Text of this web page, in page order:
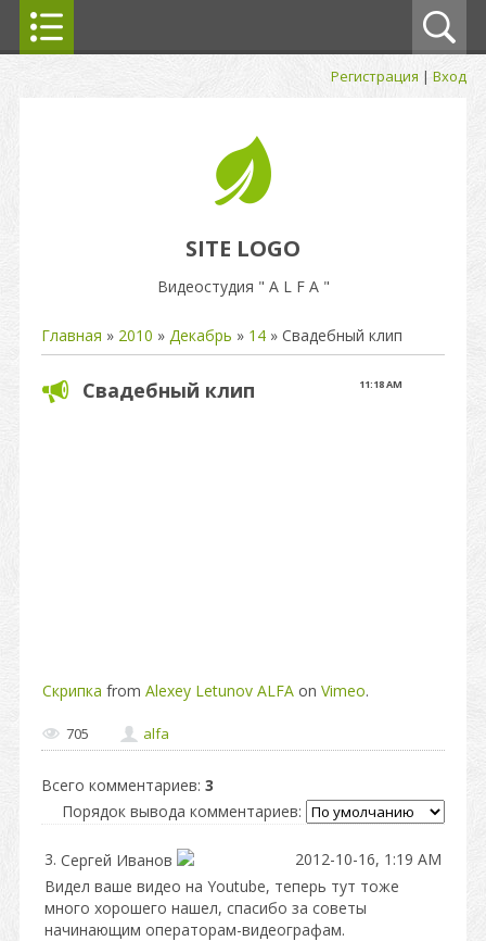
Регистрация |Вход
SITE LOGO
Видеостудия " A L F A "
Главная » 2010 » Декабрь » 14 » Свадебный клип
11:18 AM
Свадебный клип
Скрипка from Alexey Letunov ALFA on Vimeo.
705 alfa
Всего комментариев: 3
Порядок вывода комментариев:
3. Сергей Иванов
2012-10-16, 1:19 AM
Видел ваше видео на Youtube, теперь тут тоже
много хорошего нашел, спасибо за советы
начинающим операторам-видеографам.